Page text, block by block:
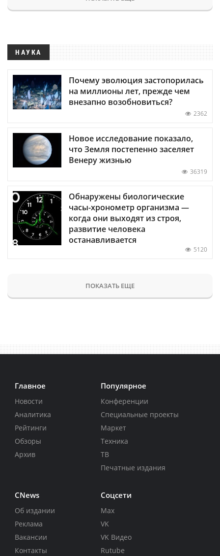
НАУКА
Почему эволюция застопорилась
на миллионы лет, прежде чем
внезапно возобновиться?
2362
Новое исследование показало,
что Земля постепенно заселяет
Венеру жизнью
36319
Обнаружены биологические
часы-хронометр организма —
когда они выходят из строя,
развитие человека
останавливается
5120
ПОКАЗАТЬ ЕЩЕ
Главное
Новости
Аналитика
Рейтинги
Обзоры
Архив
Популярное
Конференции
Специальные проекты
Маркет
Техника
ТВ
Печатные издания
CNews
Об издании
Реклама
Вакансии
Контакты
Соцсети
Max
VK
VK Видео
Rutube